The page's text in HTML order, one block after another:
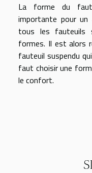
La forme du
importante pour un
tous les fauteuils
formes. Il est alors
fauteuil suspendu
faut choisir une
le confort.